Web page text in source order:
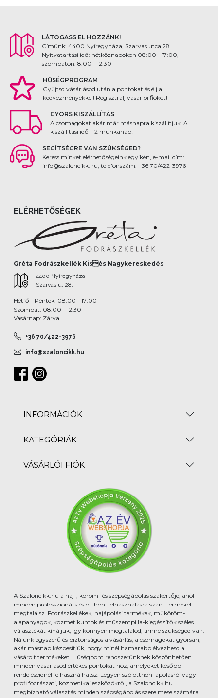
LÁTOGASS EL HOZZÁNK!
Címünk: 4400 Nyíregyháza, Szarvas utca 28.
Nyitvatartási idő: hétköznapokon 08:00 - 17:00,
szombaton: 8:00 - 12:30
HŰSÉGPROGRAM
Gyűjtsd vásárlásod után a pontokat és élj a
kedvezményekkel! Regisztrálj vásárlói fiókot!
GYORS KISZÁLLÍTÁS
A csomagokat akár már másnapra kiszállítjuk. A
kiszállítási idő 1-2 munkanap!
SEGÍTSÉGRE VAN SZÜKSÉGED?
Keress minket elérhetőségeink egyikén, e-mail cím:
info@szaloncikk.hu, telefonszám: +36 70/422-3976
ELÉRHETŐSÉGEK
Gréta Fodrászkellék Kisés Nagykereskedés
4400 Nyíregyháza,
Szarvas u. 28.
Hétfő - Péntek: 08:00 - 17:00
Szombat: 08:00 - 12:30
Vasárnap: Zárva
+36 70/422-3976
info@szaloncikk.hu
INFORMÁCIÓK
KATEGÓRIÁK
VÁSÁRLÓI FIÓK
A Szaloncikk.hu a haj-, köröm- és szépségápolás szakértője, ahol
minden professzionális és otthoni felhasználásra szánt terméket
megtalálsz. Fodrászkellékek, hajápolási termékek, műköröm-
alapanyagok, kozmetikumok és műszempilla-kiegészítők széles
választékát kínáljuk, így könnyen megtalálod, amire szükséged van.
Nálunk egyszerű és biztonságos a vásárlás, a csomagokat gyorsan,
akár másnap kézbesítjük, hogy minél hamarabb élvezhesd a
vásárolt termékeket. Hűségpont rendszerünknek köszönhetően
minden vásárlásod értékes pontokat hoz, amelyeket későbbi
rendeléseidnél felhasználhatsz. Legyen szó otthoni ápolásról vagy
profi fodrászati, kozmetikai eszközökről, a Szaloncikk.hu
megbízható választás minden szépségápolás szerelmese számára.